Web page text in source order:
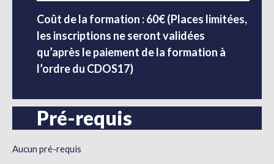
Coût de la formation : 60€ (Places limitées,
les inscriptions ne seront validées
qu’après le paiement de la formation à
l’ordre du CDOS17)
Pré-requis
Aucun pré-requis